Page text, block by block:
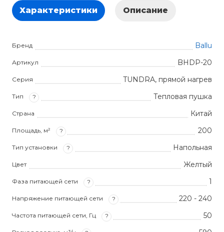
Характеристики Описание
Бренд Ballu
Артикул BHDP-20
Серия TUNDRA, прямой нагрев
Тип ? Тепловая пушка
Страна Китай
Площадь, м² ? 200
Тип установки ? Напольная
Цвет Желтый
Фаза питающей сети ? 1
Напряжение питающей сети ? 220 - 240
Частота питающей сети, Гц ? 50